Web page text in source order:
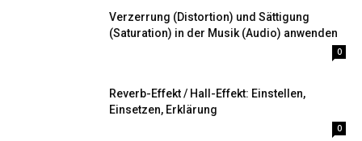
Verzerrung (Distortion) und Sättigung
(Saturation) in der Musik (Audio) anwenden
0
Reverb-Effekt / Hall-Effekt: Einstellen,
Einsetzen, Erklärung
0